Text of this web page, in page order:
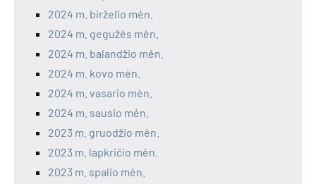
2024 m. birželio mėn.
2024 m. gegužės mėn.
2024 m. balandžio mėn.
2024 m. kovo mėn.
2024 m. vasario mėn.
2024 m. sausio mėn.
2023 m. gruodžio mėn.
2023 m. lapkričio mėn.
2023 m. spalio mėn.